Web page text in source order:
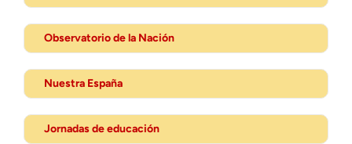
Observatorio de la Nación
Nuestra España
Jornadas de educación